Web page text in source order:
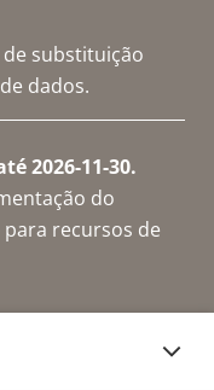
substituição
dados.
2026-11-30.
do
recursos de